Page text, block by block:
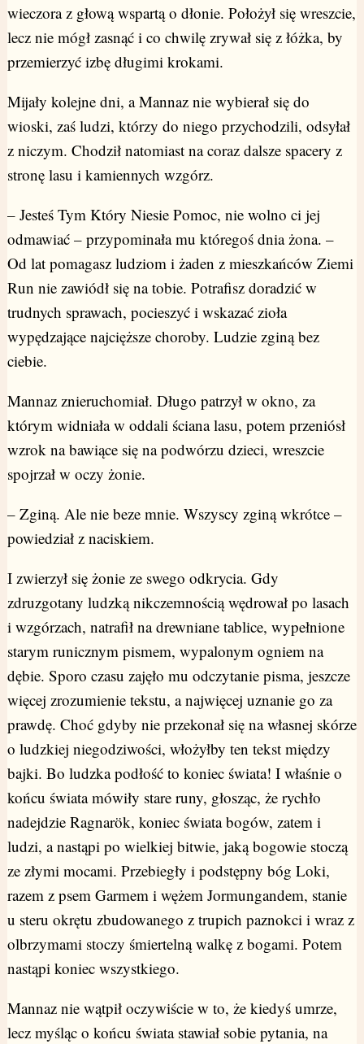
wieczora z głową wspartą o dłonie. Położył się wreszcie,
lecz nie mógł zasnąć i co chwilę zrywał się z łóżka, by
przemierzyć izbę długimi krokami.
Mijały kolejne dni, a Mannaz nie wybierał się do
wioski, zaś ludzi, którzy do niego przychodzili, odsyłał
z niczym. Chodził natomiast na coraz dalsze spacery z
stronę lasu i kamiennych wzgórz.
– Jesteś Tym Który Niesie Pomoc, nie wolno ci jej
odmawiać – przypominała mu któregoś dnia żona. –
Od lat pomagasz ludziom i żaden z mieszkańców Ziemi
Run nie zawiódł się na tobie. Potrafisz doradzić w
trudnych sprawach, pocieszyć i wskazać zioła
wypędzające najcięższe choroby. Ludzie zginą bez
ciebie.
Mannaz znieruchomiał. Długo patrzył w okno, za
którym widniała w oddali ściana lasu, potem przeniósł
wzrok na bawiące się na podwórzu dzieci, wreszcie
spojrzał w oczy żonie.
– Zginą. Ale nie beze mnie. Wszyscy zginą wkrótce –
powiedział z naciskiem.
I zwierzył się żonie ze swego odkrycia. Gdy
zdruzgotany ludzką nikczemnością wędrował po lasach
i wzgórzach, natrafił na drewniane tablice, wypełnione
starym runicznym pismem, wypalonym ogniem na
dębie. Sporo czasu zajęło mu odczytanie pisma, jeszcze
więcej zrozumienie tekstu, a najwięcej uznanie go za
prawdę. Choć gdyby nie przekonał się na własnej skórze
o ludzkiej niegodziwości, włożyłby ten tekst między
bajki. Bo ludzka podłość to koniec świata! I właśnie o
końcu świata mówiły stare runy, głosząc, że rychło
nadejdzie Ragnarök, koniec świata bogów, zatem i
ludzi, a nastąpi po wielkiej bitwie, jaką bogowie stoczą
ze złymi mocami. Przebiegły i podstępny bóg Loki,
razem z psem Garmem i wężem Jormungandem, stanie
u steru okrętu zbudowanego z trupich paznokci i wraz z
olbrzymami stoczy śmiertelną walkę z bogami. Potem
nastąpi koniec wszystkiego.
Mannaz nie wątpił oczywiście w to, że kiedyś umrze,
lecz myśląc o końcu świata stawiał sobie pytania, na